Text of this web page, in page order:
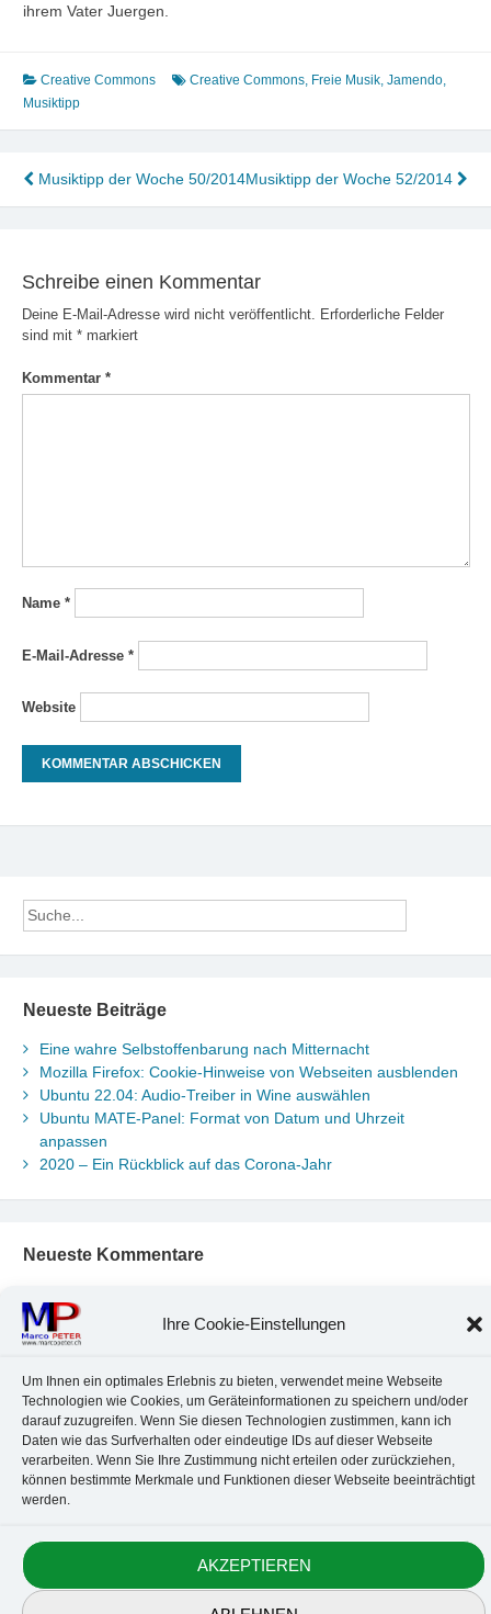
Ihre Cookie-Einstellungen
Um Ihnen ein optimales Erlebnis zu bieten, verwendet meine Webseite
Technologien wie Cookies, um Geräteinformationen zu speichern und/oder
darauf zuzugreifen. Wenn Sie diesen Technologien zustimmen, kann ich
Daten wie das Surfverhalten oder eindeutige IDs auf dieser Webseite
verarbeiten. Wenn Sie Ihre Zustimmung nicht erteilen oder zurückziehen,
können bestimmte Merkmale und Funktionen dieser Webseite beeinträchtigt
werden.
AKZEPTIEREN
ihrem Vater Juergen.
Creative Commons Creative Commons, Freie Musik, Jamendo,
Musiktipp
Beitragsnavigation
Musiktipp der Woche 50/2014Musiktipp der Woche 52/2014
Schreibe einen Kommentar
Deine E-Mail-Adresse wird nicht veröffentlicht. Erforderliche Felder
sind mit *markiert
Kommentar *
Name *
E-Mail-Adresse *
Website
Neueste Beiträge
Eine wahre Selbstoffenbarung nach Mitternacht
Mozilla Firefox: Cookie-Hinweise von Webseiten ausblenden
Ubuntu 22.04: Audio-Treiber in Wine auswählen
Ubuntu MATE-Panel: Format von Datum und Uhrzeit
anpassen
2020 – Ein Rückblick auf das Corona-Jahr
Neueste Kommentare
Marco Peter
Ubuntu MATE-Panel: Format von Datum und
Uhrzeit anpassen
Uhrzeit anpassen
Brummel HerbolzheimzuMusik-Portrait Nr. 1: Les Assoiffés
aus Mittelbergheim
Marco PeterzuVereinfachte Installation von Brother-Geräten
unter Linux
Anbieterkennzeichnung
© 2010-2026 Marco PETER. All rights reserved.